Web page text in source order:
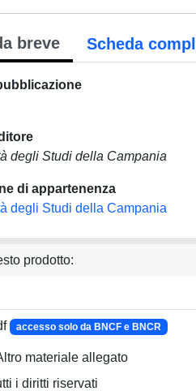
breve Scheda
degli Studi della Campania
di appartenenza
degli Studi della Campania
prodotto:
accesso solo da BNCF e BNCR
materiale allegato
i diritti riservati